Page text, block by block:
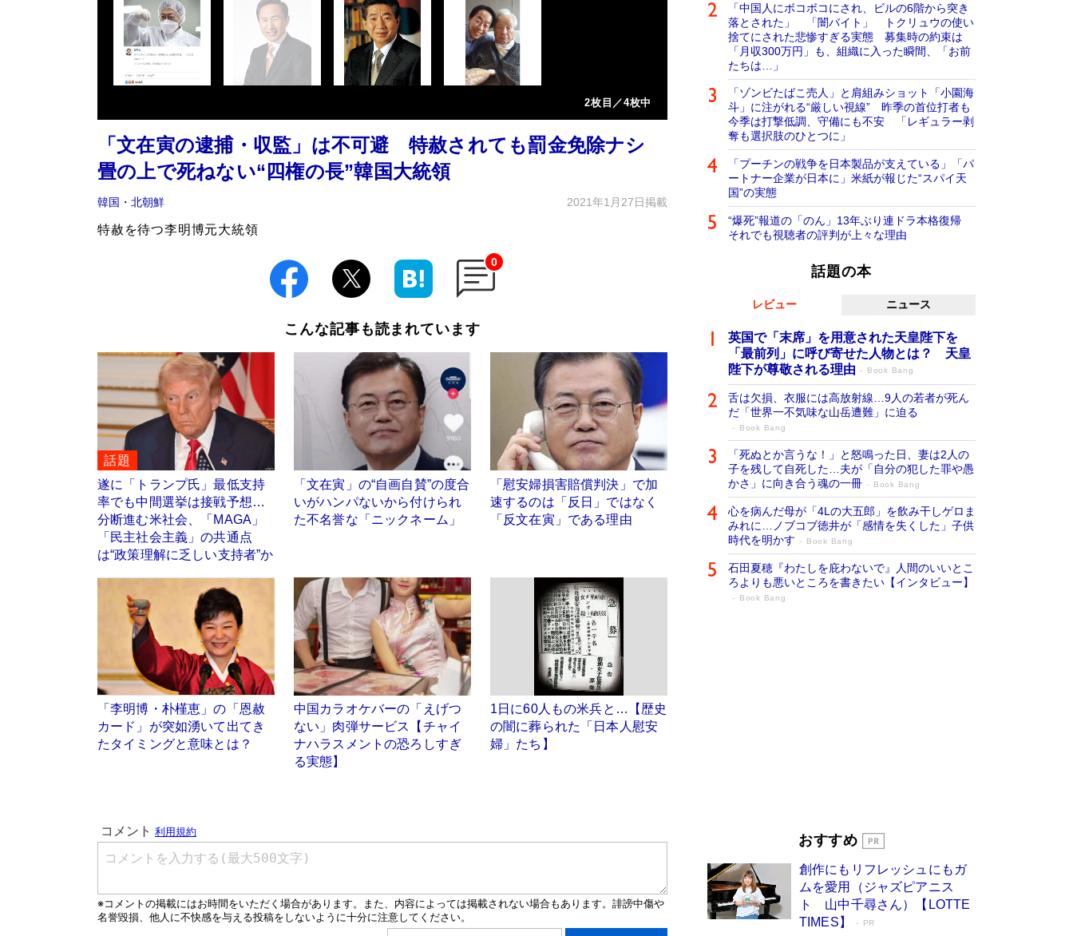
2枚目／4枚中
「文在寅の逮捕・収監」は不可避 特赦されても罰金免除ナシ
畳の上で死ねない“四権の長”韓国大統領
韓国・北朝鮮 2021年1月27日掲載
特赦を待つ李明博元大統領
0
こんな記事も読まれています
話題
遂に「トランプ氏」最低支持
率でも中間選挙は接戦予想…
分断進む米社会、「MAGA」
「民主社会主義」の共通点
は“政策理解に乏しい支持者”か
「文在寅」の“自画自賛”の度合
いがハンパないから付けられ
た不名誉な「ニックネーム」
「慰安婦損害賠償判決」で加
速するのは「反日」ではなく
「反文在寅」である理由
「李明博・朴槿恵」の「恩赦
カード」が突如湧いて出てき
たタイミングと意味とは？
中国カラオケバーの「えげつ
ない」肉弾サービス【チャイ
ナハラスメントの恐ろしすぎ
る実態】
1日に60人もの米兵と…【歴史
の闇に葬られた「日本人慰安
婦」たち】
「中国人にボコボコにされ、ビルの6階から突き
落とされた」 「闇バイト」 トクリュウの使い
捨てにされた悲惨すぎる実態 募集時の約束は
「月収300万円」も、組織に入った瞬間、「お前
たちは…」
「ゾンビたばこ売人」と肩組みショット「小園海
斗」に注がれる“厳しい視線” 昨季の首位打者も
今季は打撃低調、守備にも不安 「レギュラー剥
奪も選択肢のひとつに」
「プーチンの戦争を日本製品が支えている」「パ
ートナー企業が日本に」米紙が報じた“スパイ天
国”の実態
“爆死”報道の「のん」13年ぶり連ドラ本格復帰
それでも視聴者の評判が上々な理由
話題の本
レビュー ニュース
英国で「末席」を用意された天皇陛下を
「最前列」に呼び寄せた人物とは？ 天皇
陛下が尊敬される理由
Book Bang
舌は欠損、衣服には高放射線…9人の若者が死ん
だ「世界一不気味な山岳遭難」に迫る
Book Bang
「死ぬとか言うな！」と怒鳴った日、妻は2人の
子を残して自死した…夫が「自分の犯した罪や愚
かさ」に向き合う魂の一冊
Book Bang
心を病んだ母が「4Lの大五郎」を飲み干しゲロま
みれに…ノブコブ徳井が「感情を失くした」子供
時代を明かす
Book Bang
石田夏穂『わたしを庇わないで』人間のいいとこ
ろよりも悪いところを書きたい【インタビュー】
Book Bang
開発への関心を押し上げた18年の物語に幕 特装
Book Bang
友近氏、絶賛！ 鎌倉を舞台に、孤独を抱えた
人々が新たな一歩を踏み出す連作短篇集『海のほ
とりのプラネット』試し読み
おすすめ
創作にもリフレッシュにもガ
ムを愛用（ジャズピアニス
ト 山中千尋さん）【LOTTE
TIMES】
PR